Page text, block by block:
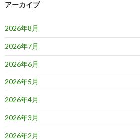
ゲ
ー
シ
ョ
ン
アーカイブ
2026年8月
2026年7月
2026年6月
2026年5月
2026年4月
2026年3月
2026年2月